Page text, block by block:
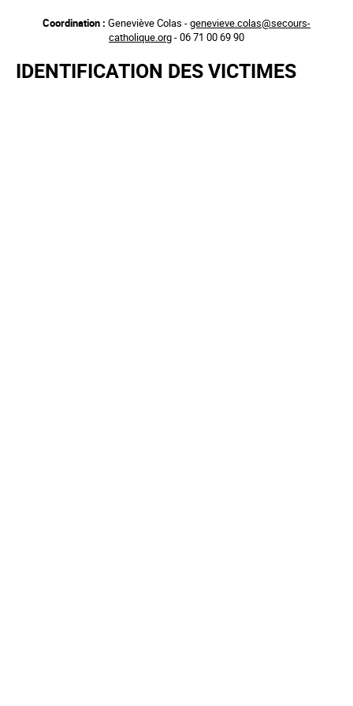
principal
Coordination : Geneviève Colas -genevieve.colas@secours-
catholique.org- 06 71 00 69 90
IDENTIFICATION DES VICTIMES